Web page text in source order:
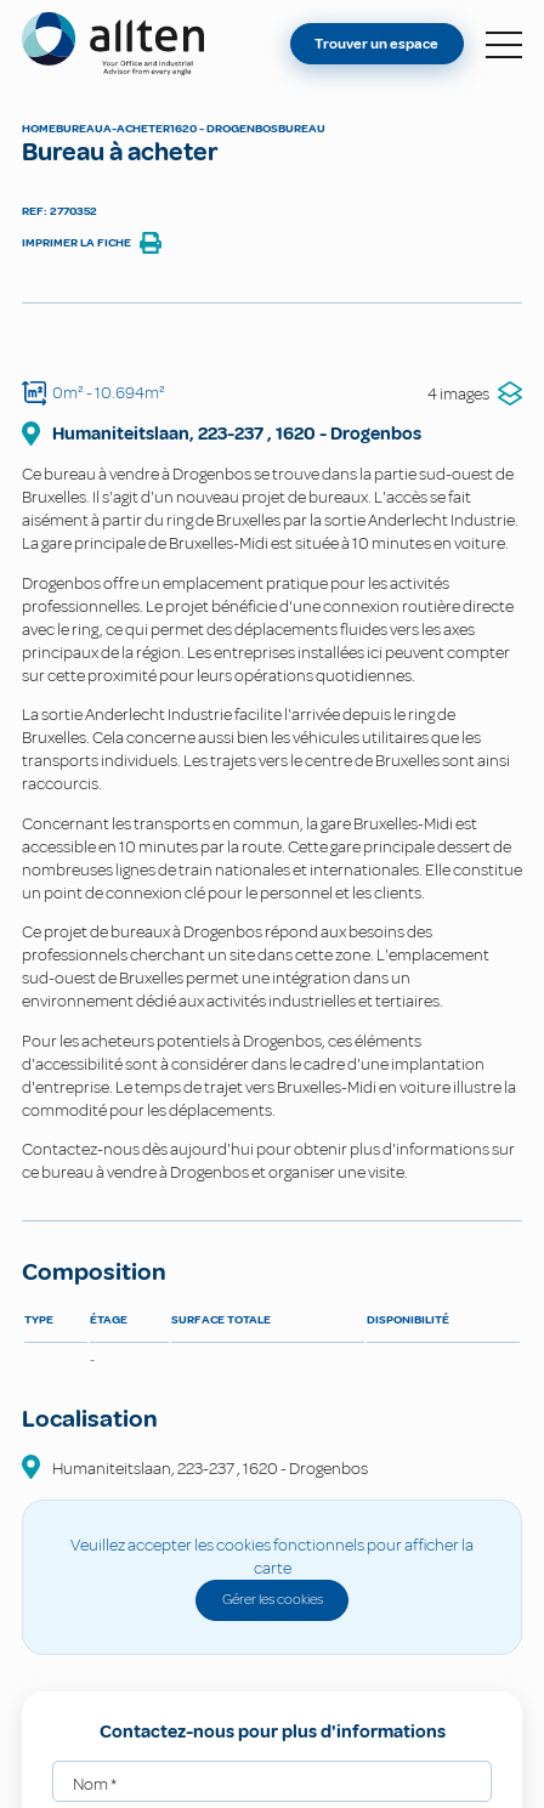
Allten
TROUVER UN ESPACE
Trouver un espace
HOMEBUREAUA-ACHETER1620 - DROGENBOSBUREAU
Bureau à acheter
REF: 2770352
IMPRIMER LA FICHE
0m²- 10.694m² 4 images
Humaniteitslaan, 223-237, 1620 -Drogenbos
Ce bureau à vendre à Drogenbos se trouve dans la partie sud-ouest de
Bruxelles. Il s'agit d'un nouveau projet de bureaux. L'accès se fait
aisément à partir du ring de Bruxelles par la sortie Anderlecht Industrie.
La gare principale de Bruxelles-Midi est située à 10 minutes en voiture.
Drogenbos offre un emplacement pratique pour les activités
professionnelles. Le projet bénéficie d'une connexion routière directe
avec le ring, ce qui permet des déplacements fluides vers les axes
principaux de la région. Les entreprises installées ici peuvent compter
sur cette proximité pour leurs opérations quotidiennes.
La sortie Anderlecht Industrie facilite l'arrivée depuis le ring de
Bruxelles. Cela concerne aussi bien les véhicules utilitaires que les
transports individuels. Les trajets vers le centre de Bruxelles sont ainsi
raccourcis.
Concernant les transports en commun, la gare Bruxelles-Midi est
accessible en 10 minutes par la route. Cette gare principale dessert de
nombreuses lignes de train nationales et internationales. Elle constitue
un point de connexion clé pour le personnel et les clients.
Ce projet de bureaux à Drogenbos répond aux besoins des
professionnels cherchant un site dans cette zone. L'emplacement
sud-ouest de Bruxelles permet une intégration dans un
environnement dédié aux activités industrielles et tertiaires.
Pour les acheteurs potentiels à Drogenbos, ces éléments
d'accessibilité sont à considérer dans le cadre d'une implantation
d'entreprise. Le temps de trajet vers Bruxelles-Midi en voiture illustre la
commodité pour les déplacements.
Contactez-nous dès aujourd'hui pour obtenir plus d'informations sur
ce bureau à vendre à Drogenbos et organiser une visite.
Composition
TYPE ÉTAGE SURFACE TOTALE DISPONIBILITÉ
-
Localisation
Humaniteitslaan, 223-237,1620-Drogenbos
Veuillez accepter les cookies fonctionnels pour afficher la
carte
Gérer les cookies
Contactez-nous pour plus d'informations
Nom*